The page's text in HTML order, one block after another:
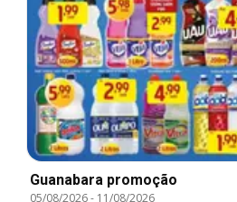
Guanabara promoção
05/08/2026- 11/08/2026